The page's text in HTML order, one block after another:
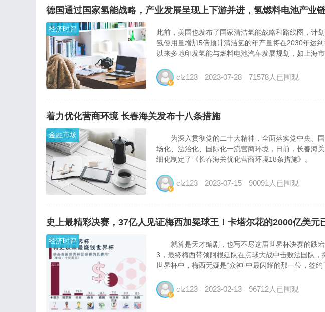
德国通过国家氢能战略，产业发展呈现上下游并进，氢燃料电池产业
经济时评
此前，美国也发布了国家清洁氢能战略和路线图，计
氢使用量增加5倍预计清洁氢的年产量将在2030年达
以来多地印发氢能与燃料电池汽车发展规划，如上海市
clz123 2023-07-28 71578人已围观
着力优化营商环境 长春海关发布十八条措施
金融市场
为深入贯彻党的二十大精神，全面落实党中央、国
场化、法治化、国际化一流营商环境，日前，长春海
细化制定了《长春海关优化营商环境18条措施》。
clz123 2023-07-15 90091人已围观
史上最精彩决赛，37亿人见证梅西加冕球王！卡塔尔花的2000亿美元
经济时评
就算是天才编剧，也写不尽这届世界杯决赛的跌宕
3，最终梅西带领阿根廷队在点球大战中击败法国
世界杯中，梅西无疑是“众神”中最闪耀的那一位，签约
clz123 2023-02-13 96712人已围观